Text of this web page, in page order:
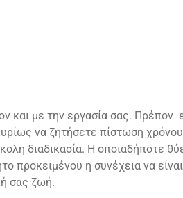
και με την εργασία σας. Πρέπον
να ζητήσετε πίστωση
διαδικασία. Η οποιαδήποτε
προκειμένου η συνέχεια να είναι
σας ζωή.